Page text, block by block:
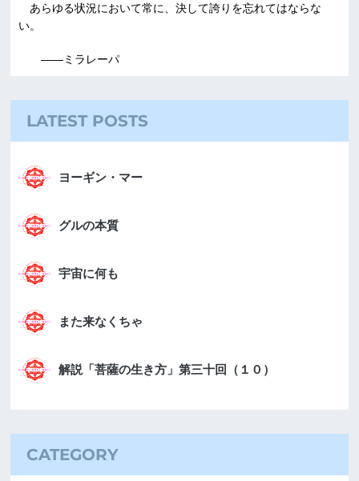
あらゆる状況において常に、決して誇りを忘れてはならな
い。
――ミラレーパ
LATEST POSTS
ヨーギン・マー
グルの本質
宇宙に何も
また来なくちゃ
解説「菩薩の生き方」第三十回（１０）
CATEGORY